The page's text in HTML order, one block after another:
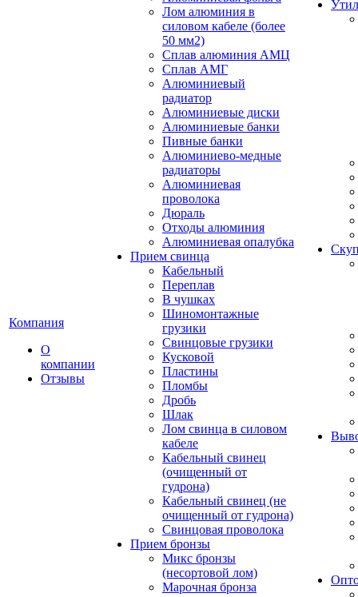
Компания
О
компании
Отзывы
Лом алюминия в
силовом кабеле (более
50 мм2)
Сплав алюминия АМЦ
Сплав АМГ
Алюминиевый
радиатор
Алюминиевые диски
Алюминиевые банки
Пивные банки
Алюминиево-медные
радиаторы
Алюминиевая
проволока
Дюраль
Отходы алюминия
Алюминиевая опалубка
Прием свинца
Кабельный
Переплав
В чушках
Шиномонтажные
грузики
Свинцовые грузики
Кусковой
Пластины
Пломбы
Дробь
Шлак
Лом свинца в силовом
кабеле
Кабельный свинец
(очищенный от
гудрона)
Кабельный свинец (не
очищенный от гудрона)
Свинцовая проволока
Прием бронзы
Микс бронзы
(несортовой лом)
Марочная бронза